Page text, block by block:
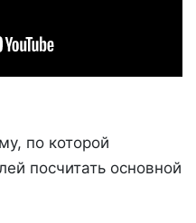
по которой
посчитать основной